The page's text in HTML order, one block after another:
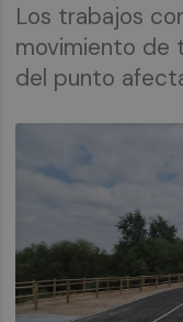
Los trabajos
movimiento de
del punto